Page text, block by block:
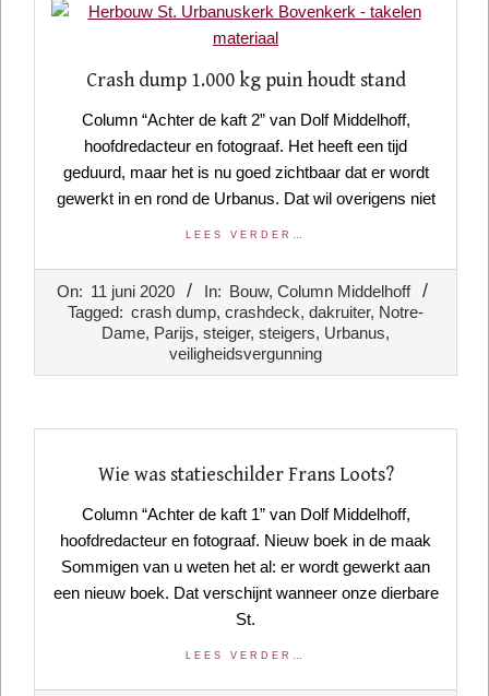
Crash dump 1.000 kg puin houdt stand
Column “Achter de kaft 2” van Dolf Middelhoff,
hoofdredacteur en fotograaf. Het heeft een tijd
geduurd, maar het is nu goed zichtbaar dat er wordt
gewerkt in en rond de Urbanus. Dat wil overigens niet
LEES VERDER…
On: 11 juni 2020 In: Bouw, Column Middelhoff
Tagged: crash dump, crashdeck, dakruiter, Notre-
Dame, Parijs, steiger, steigers, Urbanus,
veiligheidsvergunning
Wie was statieschilder Frans Loots?
Column “Achter de kaft 1” van Dolf Middelhoff,
hoofdredacteur en fotograaf. Nieuw boek in de maak
Sommigen van u weten het al: er wordt gewerkt aan
een nieuw boek. Dat verschijnt wanneer onze dierbare
St.
LEES VERDER…